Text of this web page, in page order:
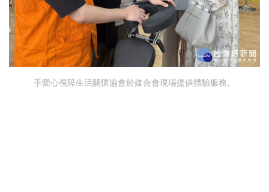
手愛心視障生活關懷協會於媒合會現場提供體驗服務。